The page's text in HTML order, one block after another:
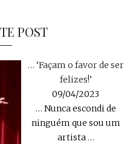
POST
… ‘Façam o favor de ser
felizes!’
09/04/2023
… Nunca escondi de
ninguém que sou um
artista…